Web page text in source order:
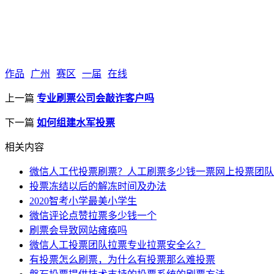
作品 广州 赛区 一届 在线
上一篇 专业刷票公司会敲诈客户吗
下一篇 如何组建水军投票
相关内容
微信人工代投票刷票？人工刷票多少钱一票网上投票团
投票冻结以后的解冻时间及办法
2020智考小学最美小学生
微信评论点赞拉票多少钱一个
刷票会导致网站瘫痪吗
微信人工投票团队拉票专业拉票安全么？
有投票怎么刷票，为什么有投票那么难投票